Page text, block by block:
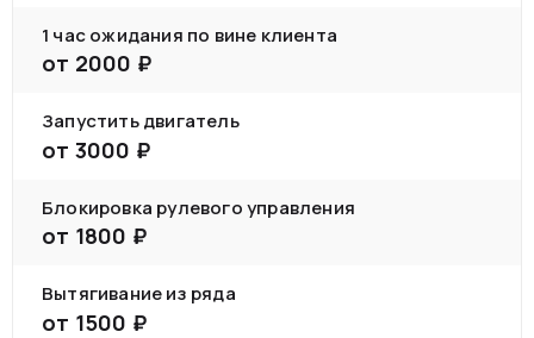
1 час ожидания по вине клиента
от 2000 ₽
Запустить двигатель
от 3000 ₽
Блокировка рулевого управления
от 1800 ₽
Вытягивание из ряда
от 1500 ₽